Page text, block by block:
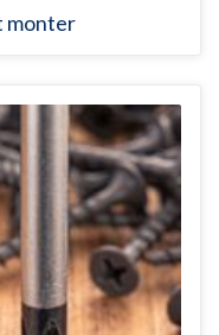
monter